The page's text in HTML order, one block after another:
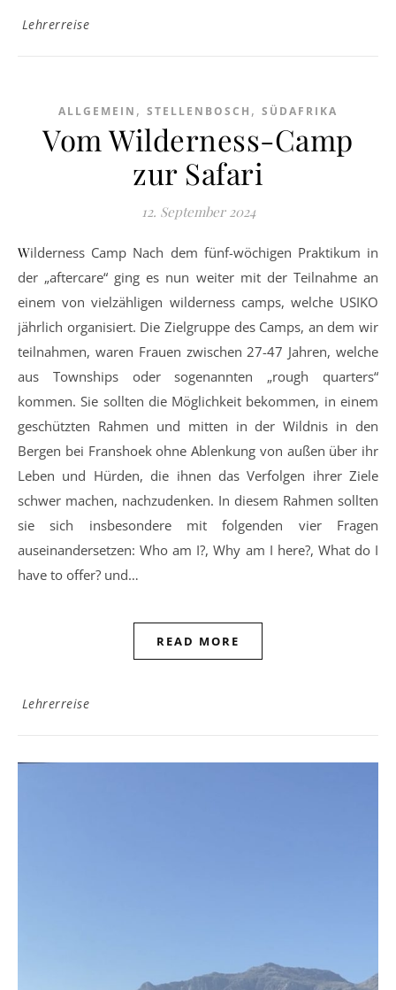
Lehrerreise
ALLGEMEIN , STELLENBOSCH , SÜDAFRIKA
Vom Wilderness-Camp
zur Safari
12. September 2024
Wilderness Camp Nach dem fünf-wöchigen Praktikum in
der „aftercare“ ging es nun weiter mit der Teilnahme an
einem von vielzähligen wilderness camps, welche USIKO
jährlich organisiert. Die Zielgruppe des Camps, an dem wir
teilnahmen, waren Frauen zwischen 27-47 Jahren, welche
aus Townships oder sogenannten „rough quarters“
kommen. Sie sollten die Möglichkeit bekommen, in einem
geschützten Rahmen und mitten in der Wildnis in den
Bergen bei Franshoek ohne Ablenkung von außen über ihr
Leben und Hürden, die ihnen das Verfolgen ihrer Ziele
schwer machen, nachzudenken. In diesem Rahmen sollten
sie sich insbesondere mit folgenden vier Fragen
auseinandersetzen: Who am I?, Why am I here?, What do I
have to offer? und…
READ MORE
Lehrerreise